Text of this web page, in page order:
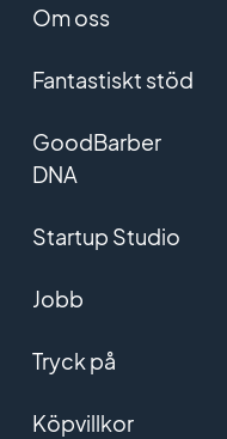
Om oss
Fantastiskt stöd
GoodBarber
DNA
Startup Studio
Jobb
Tryck på
Köpvillkor